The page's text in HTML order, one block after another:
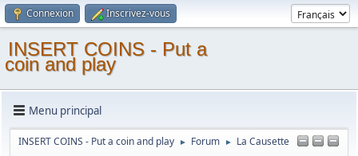
Connexion Inscrivez-vous
INSERT COINS - Put a
coin and play
Menu principal
INSERT COINS - Put a coin and play ► Forum ► La Causette